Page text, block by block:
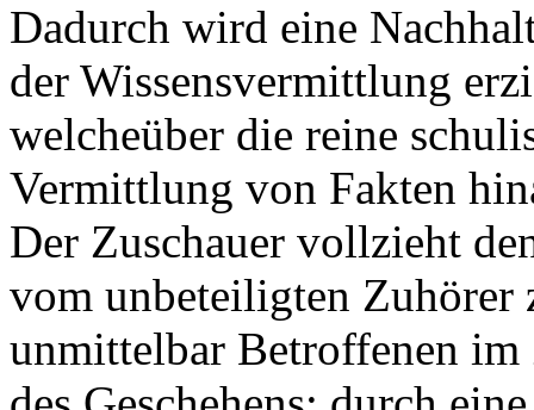
Dadurch wird eine
der Wissensvermittlung
welcheüber die reine
Vermittlung von Fakten
Der Zuschauer vollzieht
vom unbeteiligten Zuhörer
unmittelbar Betroffenen im